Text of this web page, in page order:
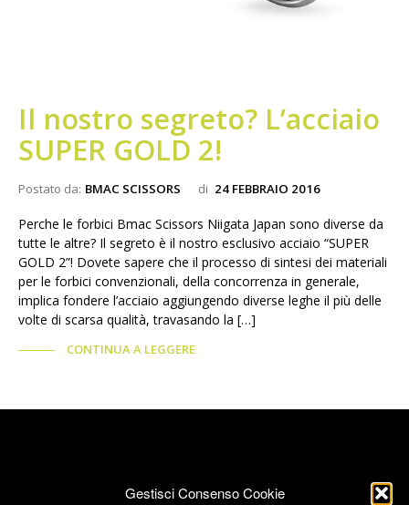
Gestisci Consenso Cookie
Il nostro segreto? L’acciaio
SUPER GOLD 2!
Postato da: BMAC SCISSORS di 24 FEBBRAIO 2016
Perche le forbici Bmac Scissors Niigata Japan sono diverse da
tutte le altre? Il segreto è il nostro esclusivo acciaio “SUPER
GOLD 2”! Dovete sapere che il processo di sintesi dei materiali
per le forbici convenzionali, della concorrenza in generale,
implica fondere l’acciaio aggiungendo diverse leghe il più delle
volte di scarsa qualità, travasando la […]
CONTINUA A LEGGERE